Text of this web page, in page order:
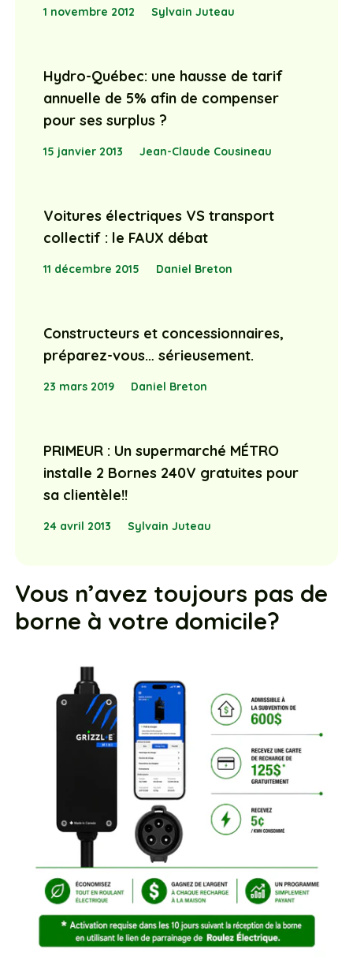
1 novembre 2012 Sylvain Juteau
Hydro-Québec: une hausse de tarif
annuelle de 5% afin de compenser
pour ses surplus ?
15 janvier 2013 Jean-Claude Cousineau
Voitures électriques VS transport
collectif : le FAUX débat
11 décembre 2015 Daniel Breton
Constructeurs et concessionnaires,
préparez-vous… sérieusement.
23 mars 2019 Daniel Breton
PRIMEUR : Un supermarché MÉTRO
installe 2 Bornes 240V gratuites pour
sa clientèle!!
24 avril 2013 Sylvain Juteau
Vous n’avez toujours pas de
borne à votre domicile?